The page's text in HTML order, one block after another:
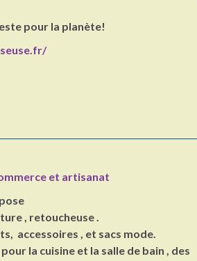
pour la planète!
et artisanat
, retoucheuse .
accessoires , et sacs mode.
la cuisine et la salle de bain , des